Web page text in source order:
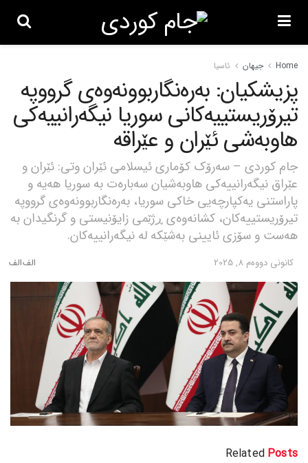
Home جیهان ئاسیا
پزیشکیان: بەرەنگاربوونەوەی گرووپە
تیرۆریستییەکانی سوریا نیگەرانییەکی
هاوبەشی ئێران و عێراقە
جام کوردی – سەرۆک کۆماری ئیسلامی ئێران وتی: ئێران و
عێراق نیگەرانییەکی هاوبەشیان سەبارەت بە سوریا هەیە و
پاراستنی یەکپارچەیی خاکی سوریا، بەرەنگاربوونەوەی گرووپە
تیرۆریستییەکان، کشانەوەی ڕژێمی زایۆنیستی و گرنگیدان بە
هەست و سۆزی ئایینی بەشێکە لە نیگەرانییەکان.
كانونی دووه‌م 8, 2025
Related Posts